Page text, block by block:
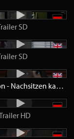
SD
Trailer
SD
Detention - Nachsitzen kann tödlich sein
HD